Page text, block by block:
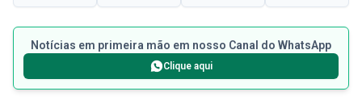
Notícias em primeira mão em nosso Canal do WhatsApp
Clique aqui